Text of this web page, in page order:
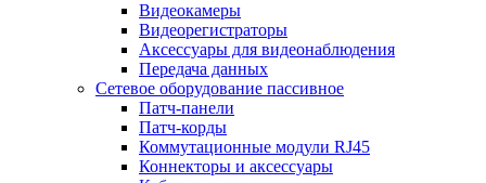
Видеокамеры
Видеорегистраторы
Аксессуары для видеонаблюдения
Передача данных
Сетевое оборудование пассивное
Патч-панели
Патч-корды
Коммутационные модули RJ45
Коннекторы и аксессуары